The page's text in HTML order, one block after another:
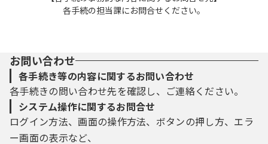
各手続の担当課にお問合せください。
お問い合わせ
各手続き等の内容に関するお問い合わせ
各手続きの問い合わせ先を確認し、ご連絡ください。
システム操作に関するお問合せ
ログイン方法、画面の操作方法、ボタンの押し方、エラ
ー画面の表示など、